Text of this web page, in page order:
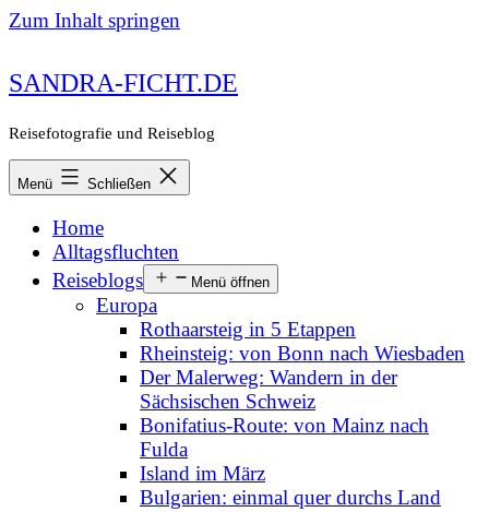
Zum Inhalt springen
SANDRA-FICHT.DE
Reisefotografie und Reiseblog
Menü Schließen
Home
Alltagsfluchten
Reiseblogs
Menü öffnen
Europa
Rothaarsteig in 5 Etappen
Rheinsteig: von Bonn nach Wiesbaden
Der Malerweg: Wandern in der
Sächsischen Schweiz
Bonifatius-Route: von Mainz nach
Fulda
Island im März
Bulgarien: einmal quer durchs Land